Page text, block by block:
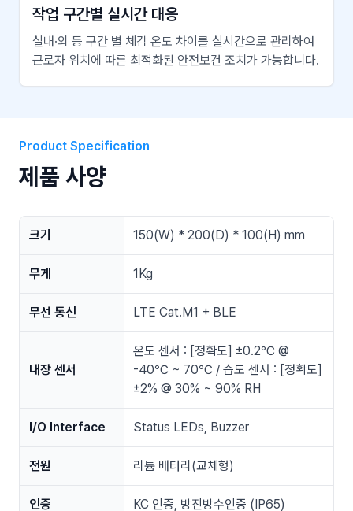
작업 구간별 실시간 대응
실내·외 등 구간 별 체감 온도 차이를 실시간으로 관리하여
근로자 위치에 따른 최적화된 안전보건 조치가 가능합니다.
Product Specification
제품 사양
크기 150(W) * 200(D) * 100(H) mm
무게 1Kg
무선 통신 LTE Cat.M1 + BLE
내장 센서
온도 센서 : [정확도] ±0.2℃ @
-40℃ ~ 70℃ / 습도 센서 : [정확도]
±2% @ 30% ~ 90% RH
I/O Interface Status LEDs, Buzzer
전원 리튬 배터리(교체형)
인증 KC 인증, 방진방수인증 (IP65)